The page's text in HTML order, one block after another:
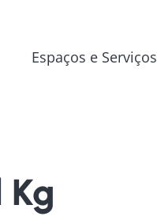
Espaços e Serviços